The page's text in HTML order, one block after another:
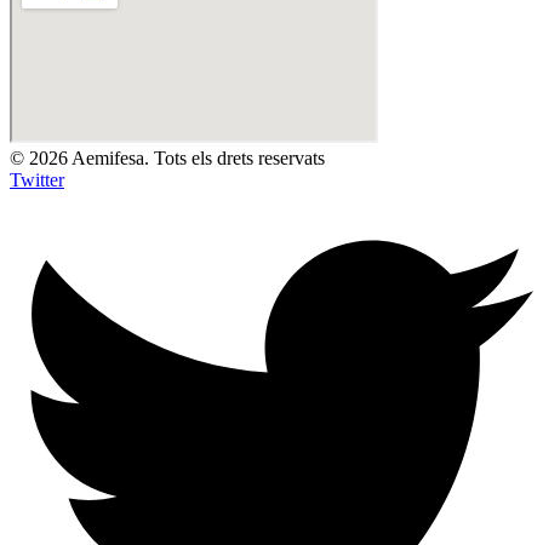
© 2026 Aemifesa. Tots els drets reservats
Twitter